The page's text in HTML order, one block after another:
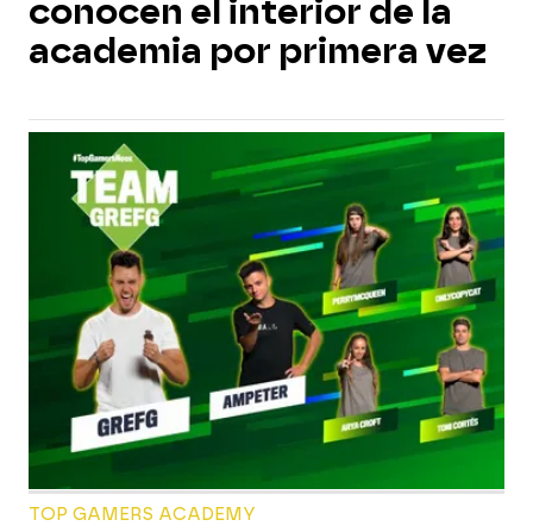
conocen el interior de la
academia por primera vez
TOP GAMERS ACADEMY